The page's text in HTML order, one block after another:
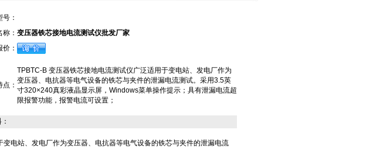
号：
称： 变压器铁芯接地电流测试仪批发厂家
价：
点：
TPBTC-B 变压器铁芯接地电流测试仪广泛适用于变电站、发电厂作为
变压器、电抗器等电气设备的铁芯与夹件的泄漏电流测试。采用3.5英
寸320×240真彩液晶显示屏，Windows菜单操作提示；具有泄漏电流超
限报警功能，报警电流可设置；
电站、发电厂作为变压器、电抗器等电气设备的铁芯与夹件的泄漏电流